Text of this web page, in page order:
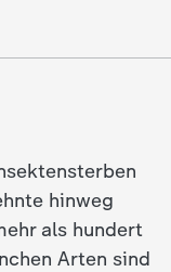
hinweg
als hundert
Arten sind